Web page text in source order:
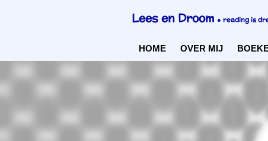
Lees en Droom ● reading is
HOME OVER MIJ